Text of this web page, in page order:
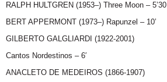
RALPH HULTGREN (1953–) Three Moon – 5’30
BERT APPERMONT (1973–) Rapunzel – 10’
GILBERTO GALGLIARDI (1922-2001)
Cantos Nordestinos – 6′
ANACLETO DE MEDEIROS (1866-1907)